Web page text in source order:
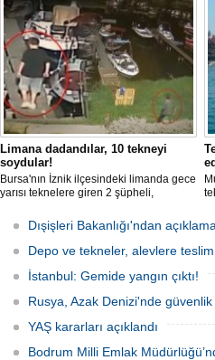
Limana dadandılar, 10 tekneyi
soydular!
Bursa'nın İznik ilçesindeki limanda gece
yarısı teknelere giren 2 şüpheli,
çaldı. Olay, güvenlik kameralarına
yansıdı, tekne sahiplerinin ihbarıyla
jandarma inceleme başlattı.
Dışişleri Bakanlığı'ndan
Depo ve tekneler, alevlere
İstanbul: Gemide yangın çıktı!
Rusya, Azak Denizi'nde güvenlik
YAŞ kararları açıklandı
Bodrum Milli Emlak